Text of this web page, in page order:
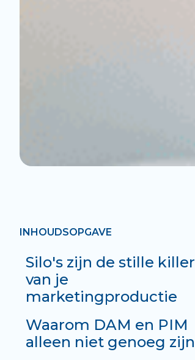
INHOUDSOPGAVE
Silo's zijn de stille killer
van je
marketingproductie
Waarom DAM en PIM
alleen niet genoeg zijn